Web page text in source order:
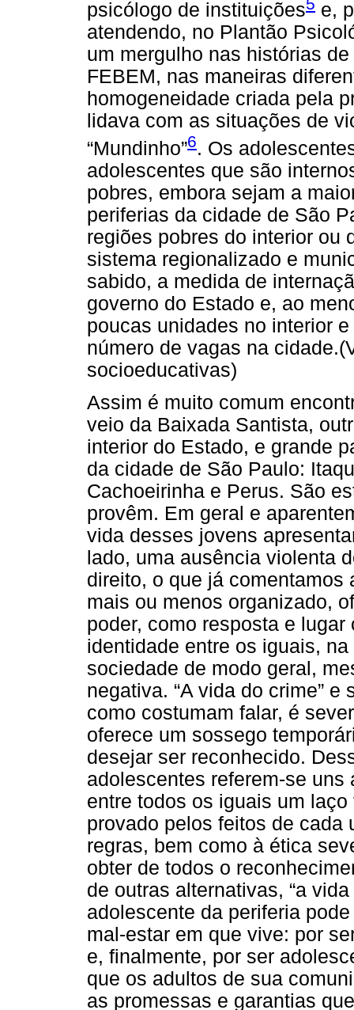
psicólogo de instituições
e,
atendendo, no Plantão
um mergulho nas histórias
FEBEM, nas maneiras
homogeneidade criada pela
lidava com as situações de
“Mundinho”6. Os
adolescentes que são
pobres, embora sejam a
periferias da cidade de São
regiões pobres do interior ou
sistema regionalizado e
sabido, a medida de
governo do Estado e, ao
poucas unidades no interior
número de vagas na
socioeducativas)
Assim é muito comum
veio da Baixada Santista,
interior do Estado, e grande
da cidade de São Paulo:
Cachoeirinha e Perus. São
provêm. Em geral e
vida desses jovens
lado, uma ausência violenta
direito, o que já comentamos
mais ou menos organizado,
poder, como resposta e
identidade entre os iguais,
sociedade de modo geral,
negativa. “A vida do crime” e
como costumam falar, é
oferece um sossego
desejar ser reconhecido.
adolescentes referem-se
entre todos os iguais um
provado pelos feitos de cada
regras, bem como à ética
obter de todos o
de outras alternativas, “a
adolescente da periferia
mal-estar em que vive: por
e, finalmente, por ser
que os adultos de sua
as promessas e garantias